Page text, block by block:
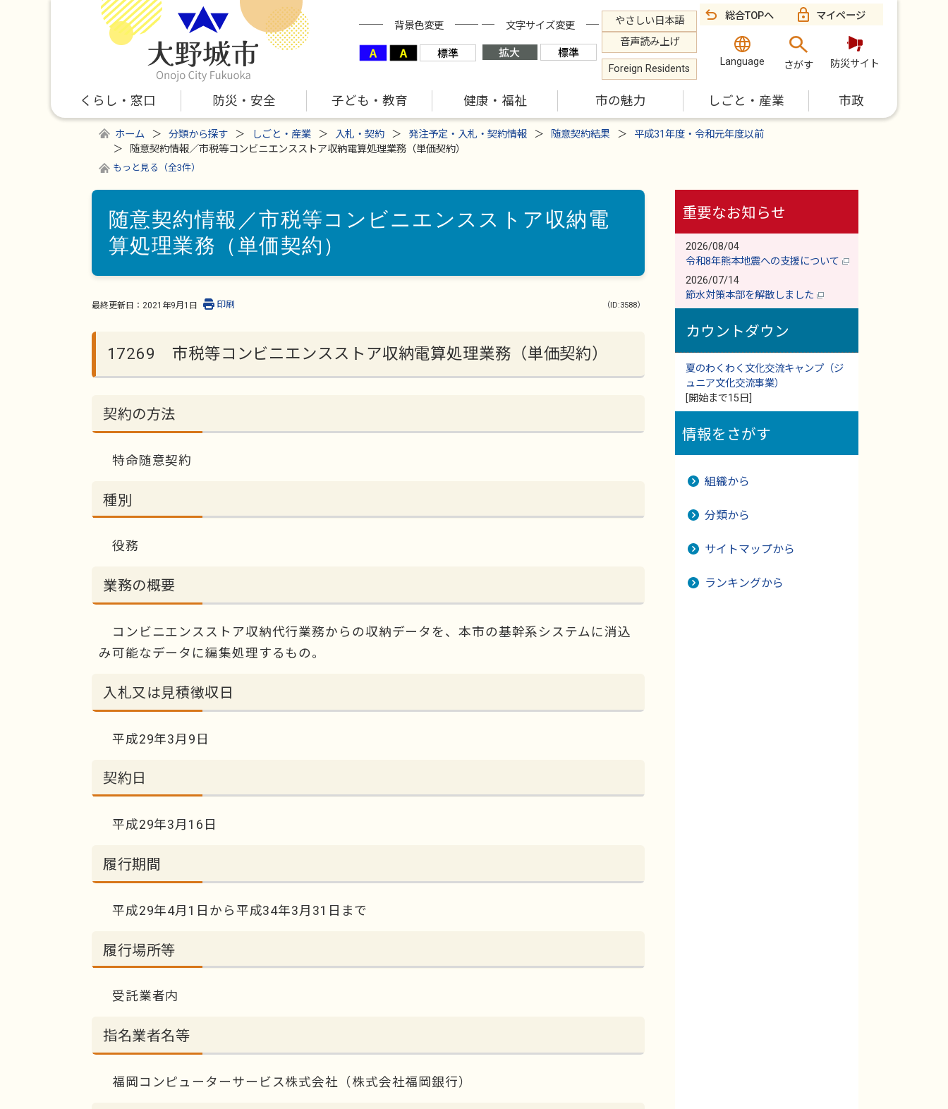
背景色変更 文字サイズ変更
やさしい日本語
音声読み上げ
Foreign Residents
総合TOPへ マイページ
Language さがす 防災サイト
くらし・窓口 防災・安全 子ども・教育 健康・福祉 市の魅力 しごと・産業 市政
ホーム 分類から探す しごと・産業 入札・契約 発注予定・入札・契約情報 随意契約結果
平成31年度・令和元年度以前
随意契約情報／市税等コンビニエンスストア収納電算処理業務（単価契約）
もっと見る（全3件）
随意契約情報／市税等コンビニエンスストア収納電
算処理業務（単価契約）
最終更新日： 2021年9月1日 （ID:3588）
印刷
17269 市税等コンビニエンスストア収納電算処理業務（単価契約）
契約の方法
特命随意契約
種別
役務
業務の概要
コンビニエンスストア収納代行業務からの収納データを、本市の基幹系システムに消込
み可能なデータに編集処理するもの。
入札又は見積徴収日
平成29年3月9日
契約日
平成29年3月16日
履行期間
平成29年4月1日から平成34年3月31日まで
履行場所等
受託業者内
指名業者名等
福岡コンピューターサービス株式会社（株式会社福岡銀行）
重要なお知らせ
2026/08/04
令和8年熊本地震への支援について
2026/07/14
節水対策本部を解散しました
カウントダウン
夏のわくわく文化交流キャンプ（ジ
ュニア文化交流事業）
[開始まで15日]
情報をさがす
組織から
分類から
サイトマップから
ランキングから